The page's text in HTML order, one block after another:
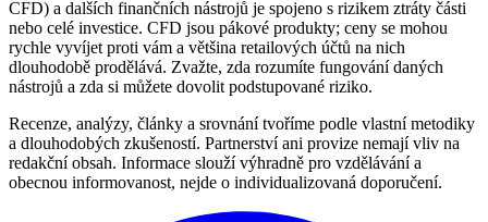
CFD) a dalších finančních nástrojů je spojeno s rizikem ztráty části
nebo celé investice. CFD jsou pákové produkty; ceny se mohou
rychle vyvíjet proti vám a většina retailových účtů na nich
dlouhodobě prodělává. Zvažte, zda rozumíte fungování daných
nástrojů a zda si můžete dovolit podstupované riziko.
Recenze, analýzy, články a srovnání tvoříme podle vlastní metodiky
a dlouhodobých zkušeností. Partnerství ani provize nemají vliv na
redakční obsah. Informace slouží výhradně pro vzdělávání a
obecnou informovanost, nejde o individualizovaná doporučení.